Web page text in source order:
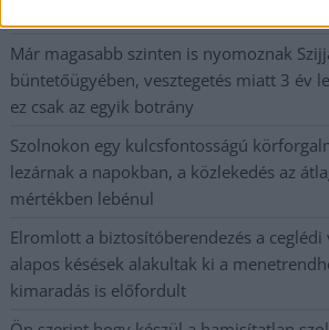
Már magasabb szinten is nyomoznak
büntetőügyében, vesztegetés miatt 3 év
ez csak az egyik botrány
Szolnokon egy kulcsfontosságú
lezárnak a napokban, a közlekedés az
mértékben lebénul
Elromlott a biztosítóberendezés a ceglédi
alapos késések alakultak ki a
kimaradás is előfordult